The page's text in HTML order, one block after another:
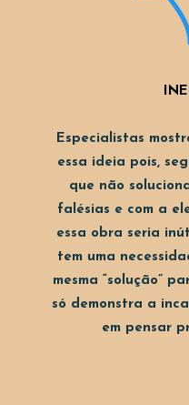
Especialistas
essa ideia pois,
que não
falésias e com a
essa obra seria
tem uma
mesma “solução”
só demonstra a
em pensar